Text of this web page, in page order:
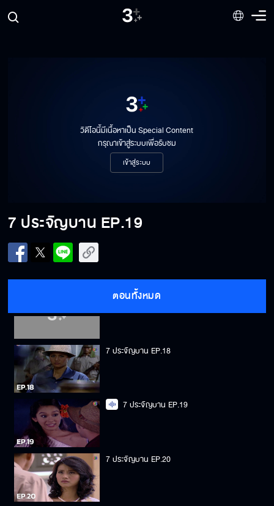
วิดีโอนี้มีเนื้อหาเป็น Special Content
กรุณาเข้าสู่ระบบเพื่อรับชม
เข้าสู่ระบบ
7 ประจัญบาน EP.19
ตอนทั้งหมด
7 ประจัญบาน EP.12
7 ประจัญบาน EP.14
7 ประจัญบาน EP.17
7 ประจัญบาน EP.18
7 ประจัญบาน EP.19
7 ประจัญบาน EP.20